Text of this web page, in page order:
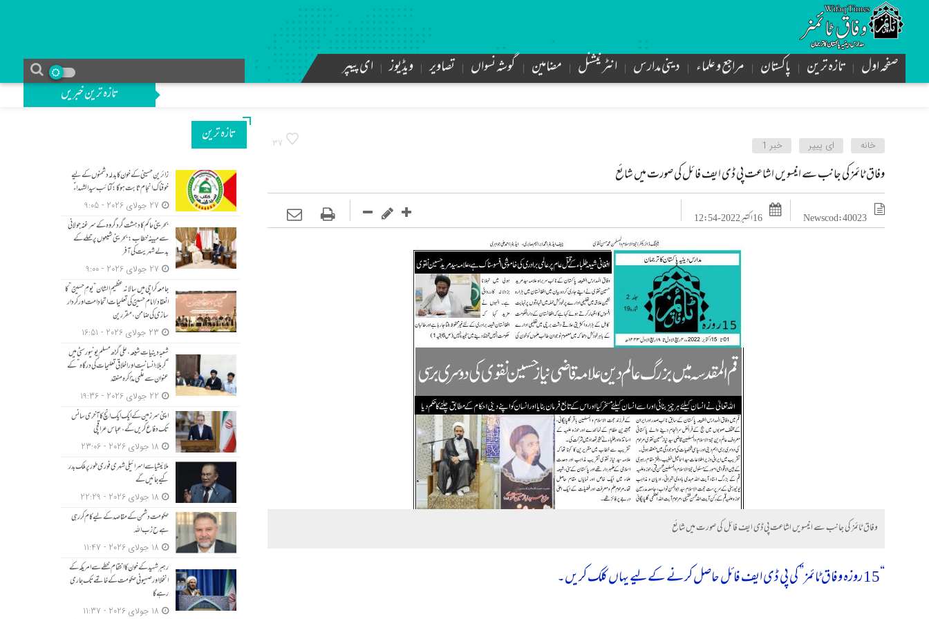
صفحہ اول تازه ترین پاکستان مراجع و علماء دینی مدارس انٹرنیشنل مضامین گوشہ نسواں تصاویر ویڈیوز ای پیپر
تازہ ترین خبریں
37 خانه ای پیپر خبر 1
وفاق ٹائمز کی جانب سے انیسویں اشاعت پی ڈی ایف فائل کی صورت میں شائع
News cod : 40023 16 اکتبر 2022 - 12:54
وفاق ٹائمز کی جانب سے انیسویں اشاعت پی ڈی ایف فائل کی صورت میں شائع
“15 روزہ وفاق ٹائمز” کی پی ڈی ایف فائل حاصل کرنے کےلیے یہاں کلک کریں۔
تازه ترین
زائرینِ حسینی کے خون کا بدلہ دشمنوں کے لیے
خوفناک انجام ثابت ہوگا: کتائب سید الشہداءؑ
بحرینی حاکم کا دہشت گرد گروہ کے سرغنہ جولانی
سے مبینہ خطاب: بحرینی شیعوں پر حملے کے
بدلے شہریت کی آفر
جامعہ کراچی میں سالانہ عظیم الشان “یومِ حسینؑ” کا
انعقاد/امام حسینؑ کی تعلیمات اتحادِ امت اور کردار
سازی کی ضامن، مقررین
شعبۂ دینیاتِ شیعہ، علی گڑھ مسلم یونیورسٹی میں
“کربلا؛ انسانیت اور اخلاقی تعلیمات کی درگاہ” کے
عنوان سے علمی مذاکرہ منعقد
اپنی سرزمین کے ایک ایک انچ کا آخری سانس
تک دفاع کریں گے، عباس عراقچی
ملائیشیا سے اسرائیلی شہری فوری طور پر ملک بدر
کیے جائیں گے
حکومت دشمن کے مقاصد کے لیے کام کر رہی
ہے ح زب ا للہ
رہبرِ شہید کے خون کا انتقام خطے سے امریکہ کے
انخلا اور صہیونی حکومت کے خاتمے تک جاری
رہے گا